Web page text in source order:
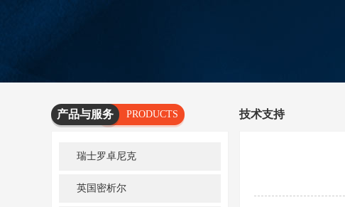
产品与服务
PRODUCTS
SERVICES
瑞士罗卓尼克
英国密析尔
技术支持